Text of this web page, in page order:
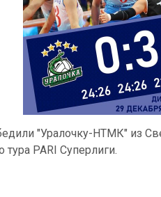
"Уралочку-НТМК" из
тура PARI Суперлиги.